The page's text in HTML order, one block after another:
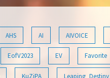
AHS AI AIVOICE
EofV2023 EV Favorite
KuZiPA Leaping_Destiny